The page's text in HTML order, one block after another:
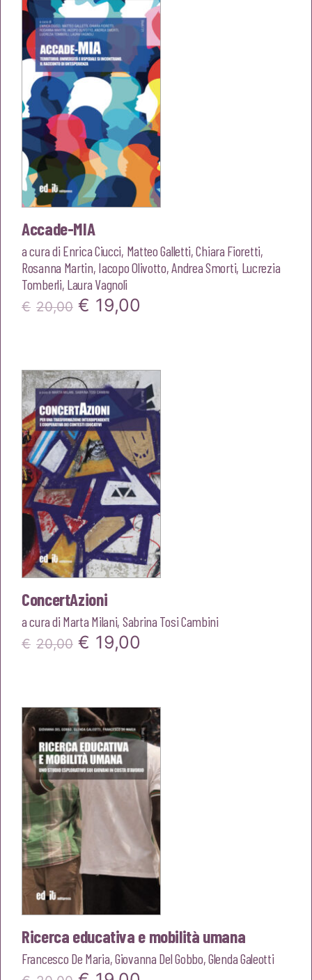
era:
€23,00.
è:
€21,85.
Accade-MIA
a cura di Enrica Ciucci, Matteo Galletti,Chiara Fioretti,
Rosanna Martin, Iacopo Olivotto,Andrea Smorti, Lucrezia
Tomberli, Laura Vagnoli
€ 20,00 Il
era:
€20,00.
€ 19,00
è:
€19,00.
ConcertAzioni
a cura di Marta Milani, Sabrina Tosi Cambini
€ 20,00 Il
era:
€20,00.
€ 19,00
è:
€19,00.
Ricerca educativa e mobilità umana
Francesco De Maria,Giovanna Del Gobbo,Glenda Galeotti